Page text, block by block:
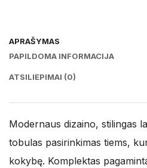
APRAŠYMAS
PAPILDOMA INFORMACIJA
ATSILIEPIMAI (0)
Modernaus dizaino, stilingas
tobulas pasirinkimas tiems,
kokybę. Komplektas